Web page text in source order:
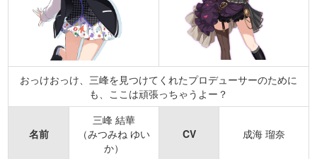
おっけおっけ、三峰を見つけてくれたプロデューサーのために
も、ここは頑張っちゃうよー？
名前
三峰 結華
（みつみね ゆい
か）
CV 成海 瑠奈